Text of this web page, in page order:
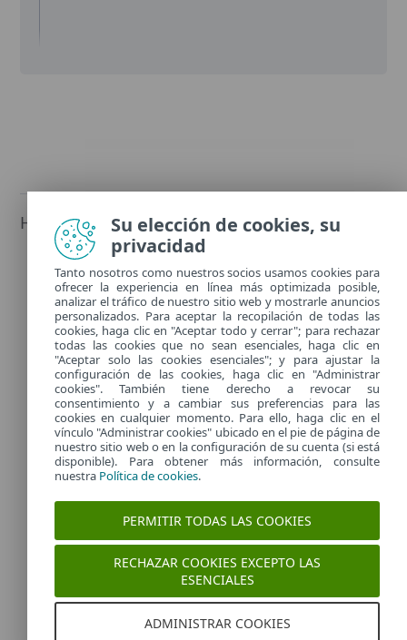
Historial de cambios
Versión 1.0.0.5
Mejorado: Desinfección para Bedep
Versión 1.0.0.4
Mejorado: Firma igualada para infecciones
Poweliks/Bedep
Versión 1.0.0.3
Mejorado: Javascript crea un dump en zip
Mejorado: Detección y desinfección de XSW / Gootkit
Su elección de cookies, su
privacidad
Tanto nosotros como nuestros socios usamos cookies para
ofrecer la experiencia en línea más optimizada posible,
analizar el tráfico de nuestro sitio web y mostrarle anuncios
personalizados. Para aceptar la recopilación de todas las
cookies, haga clic en "Aceptar todo y cerrar"; para rechazar
todas las cookies que no sean esenciales, haga clic en
"Aceptar solo las cookies esenciales"; y para ajustar la
configuración de las cookies, haga clic en "Administrar
cookies". También tiene derecho a revocar su
consentimiento y a cambiar sus preferencias para las
cookies en cualquier momento. Para ello, haga clic en el
vínculo "Administrar cookies" ubicado en el pie de página de
nuestro sitio web o en la configuración de su cuenta (si está
disponible). Para obtener más información, consulte
nuestra Política de cookies.
PERMITIR TODAS LAS COOKIES
RECHAZAR COOKIES EXCEPTO LAS
ESENCIALES
ADMINISTRAR COOKIES